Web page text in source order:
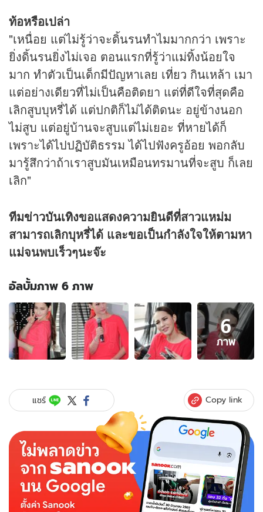
ท้อหรือเปล่า
"เหนื่อย แต่ไม่รู้ว่าจะดิ้นรนทำไมมากกว่า เพราะ
ยิ่งดิ้นรนยิ่งไม่เจอ ตอนแรกที่รู้ว่าแม่ทิ้งน้อยใจ
มาก ทำตัวเป็นเด็กมีปัญหาเลย เที่ยว กินเหล้า เมา
แต่อย่างเดียวที่ไม่เป็นคือติดยา แต่ที่ดีใจที่สุดคือ
เลิกสูบบุหรี่ได้ แต่ปกติก็ไม่ได้ติดนะ อยู่ข้างนอก
ไม่สูบ แต่อยู่บ้านจะสูบแต่ไม่เยอะ ที่หายได้ก็
เพราะได้ไปปฏิบัติธรรม ได้ไปฟังครูอ้อย พอกลับ
มารู้สึกว่าถ้าเราสูบมันเหมือนทรมานที่จะสูบ ก็เลย
เลิก"
ทีมข่าวบันเทิงขอแสดงความยินดีที่สาวแหม่ม
สามารถเลิกบุหรี่ได้ และขอเป็นกำลังใจให้ตามหา
แม่จนพบเร็วๆนะจ๊ะ
อัลบั้มภาพ 6 ภาพ
อัลบั้ม
ภาพ
6
ภาพ
ของ
“แหม่ม
วิ
เจอ
คน
ดูถูก
เพราะ
ตาม
6
ภาพ
แชร์ Copy link